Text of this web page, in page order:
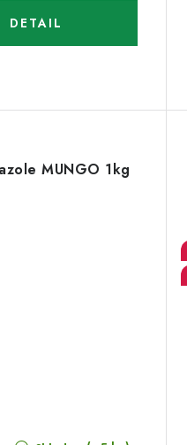
MUNGO 1kg